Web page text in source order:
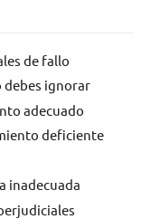
de fallo
debes ignorar
adecuado
deficiente
inadecuada